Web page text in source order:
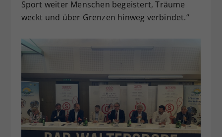
Sport weiter Menschen begeistert, Träume
weckt und über Grenzen hinweg verbindet.“